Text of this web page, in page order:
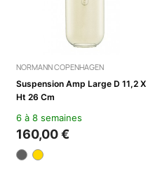
NORMANN COPENHAGEN
Suspension Amp Large D 11,2 X
Ht 26 Cm
6 à 8 semaines
160,00 €